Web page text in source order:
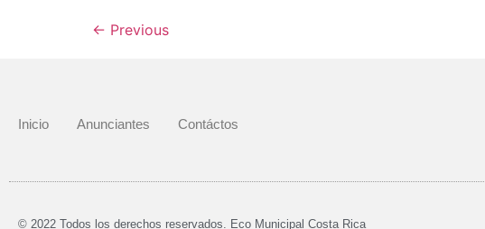
← Previous
Inicio Anunciantes Contáctos
© 2022 Todos los derechos reservados. Eco Municipal Costa Rica